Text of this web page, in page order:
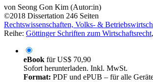
von Seong Gon Kim (Autor:in)
©2018 Dissertation 246 Seiten
Rechtswissenschaften, Volks- &
Reihe: Göttinger Schriften zum Wirtschaftsrecht
eBook fürUS$ 70,90
Sofort herunterladen. Inkl. MwSt.
Format: PDF und ePUB – für alle